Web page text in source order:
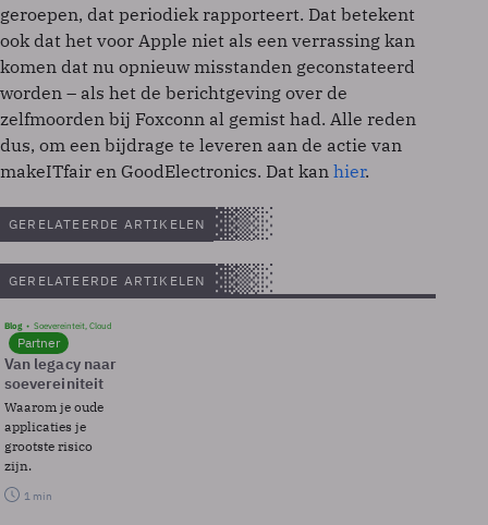
geroepen, dat periodiek rapporteert. Dat betekent
ook dat het voor Apple niet als een verrassing kan
komen dat nu opnieuw misstanden geconstateerd
worden – als het de berichtgeving over de
zelfmoorden bij Foxconn al gemist had. Alle reden
dus, om een bijdrage te leveren aan de actie van
makeITfair en GoodElectronics. Dat kan hier.
GERELATEERDE ARTIKELEN
GERELATEERDE ARTIKELEN
Blog Soevereinteit, Cloud
Partner
Van legacy naar
soevereiniteit
Waarom je oude
applicaties je
grootste risico
zijn.
1 min